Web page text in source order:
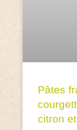
Pâtes
citron